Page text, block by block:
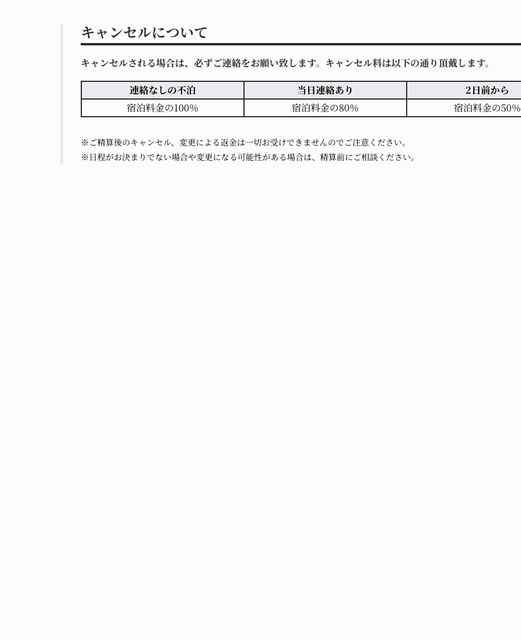
キャンセルについて
キャンセルされる場合は、必ずご連絡をお願い致します。キャンセル料は以下の通り頂戴します。
連絡なしの不泊
宿泊料金の100％
当日連絡あり
宿泊料金の80％
2日前から
宿泊料金の50％
※ご精算後のキャンセル、変更による返金は一切お受けできませんのでご注意ください。
※日程がお決まりでない場合や変更になる可能性がある場合は、精算前にご相談ください。